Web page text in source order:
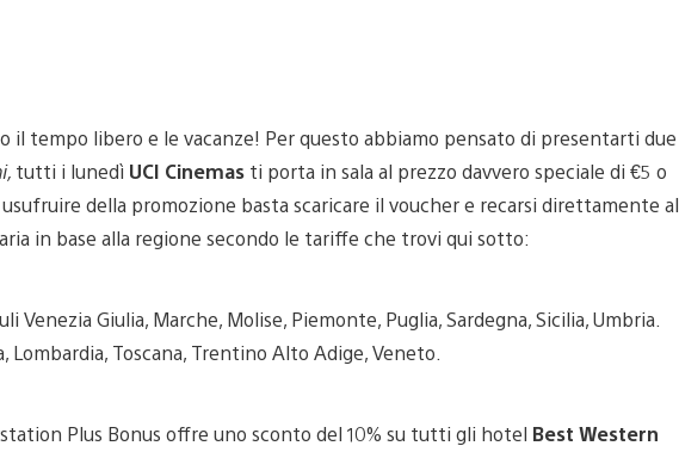
il tempo libero e le vacanze! Per questo abbiamo pensato di presentarti due
tutti i lunedì UCI Cinemas ti porta in sala al prezzo davvero speciale di €5 o
della promozione basta scaricare il voucher e recarsi direttamente al
in base alla regione secondo le tariffe che trovi qui sotto:
Venezia Giulia, Marche, Molise, Piemonte, Puglia, Sardegna, Sicilia, Umbria.
Lombardia, Toscana, Trentino Alto Adige, Veneto.
Plus Bonus offre uno sconto del 10% su tutti gli hotel Best Western